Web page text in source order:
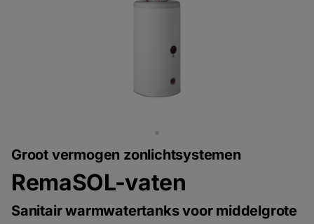
Groot vermogen zonlichtsystemen
RemaSOL-vaten
Sanitair warmwatertanks voor middelgrote